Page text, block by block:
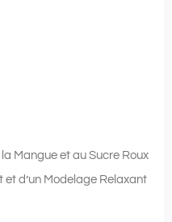
Mangue et au Sucre Roux
et d’un Modelage Relaxant